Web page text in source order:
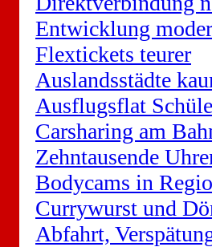
Entwicklung
Flextickets teurer
Auslandsstädte
Ausflugsflat
Carsharing am
Zehntausende
Bodycams in
Currywurst und
Abfahrt,